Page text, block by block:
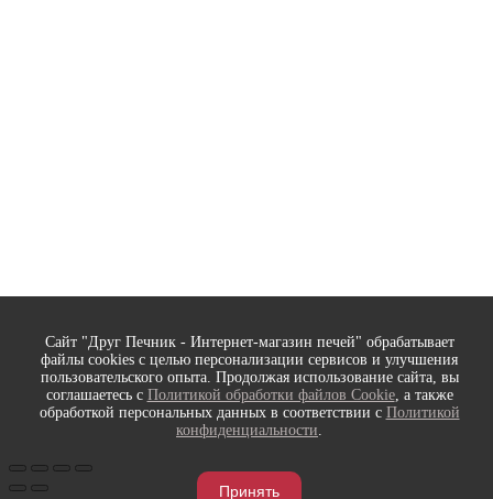
Сайт "Друг Печник - Интернет-магазин печей" обрабатывает
файлы cookies с целью персонализации сервисов и улучшения
пользовательского опыта. Продолжая использование сайта, вы
соглашаетесь с Политикой обработки файлов Cookie, а также
обработкой персональных данных в соответствии с Политикой
конфиденциальности.
Принять